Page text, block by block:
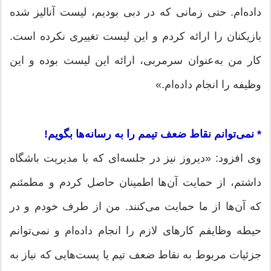
داده‌ام. حتی زمانی که در دبی بودیم، لیست آنالیز شده
بازیکنان را ارائه کردم و این لیست تغییری نکرده است.
کار من به‌عنوان سرمربی، ارائه این لیست بوده و این
وظیفه را انجام داده‌ام.»
* نمی‌توانم نقاط ضعف تیمم را به رسانه‌ها بگویم!
وی افزود: «دیروز نیز در جلسه‌ای که با مدیریت باشگاه
داشتم، از حمایت آن‌ها اطمینان حاصل کردم و مطمئنم
که آن‌ها از ما حمایت می‌کنند. من از طرف خودم و در
حیطه وظایفم کارهای لازم را انجام داده‌ام و نمی‌توانم
جزئیات مربوط به نقاط ضعف تیم یا پست‌هایی که نیاز به